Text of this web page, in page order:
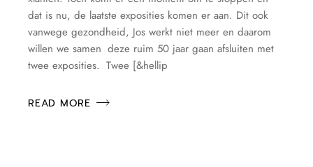
dat is nu, de laatste exposities komen er aan. Dit ook
vanwege gezondheid, Jos werkt niet meer en daarom
willen we samen deze ruim 50 jaar gaan afsluiten met
twee exposities. Twee [&hellip
READ MORE